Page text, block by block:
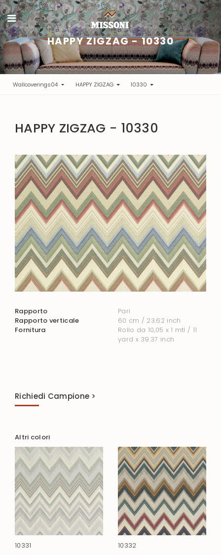
HAPPY ZIGZAG - 10330
Wallcoverings04 HAPPY ZIGZAG 10330
HAPPY ZIGZAG - 10330
Rapporto
Pari
Rapporto verticale
60 cm / 23.62 inch
Fornitura
Rollo da 10,05 x 1 mtl / 11
yard x 39.37 inch
Richiedi Campione >
Altri colori
10331 10332